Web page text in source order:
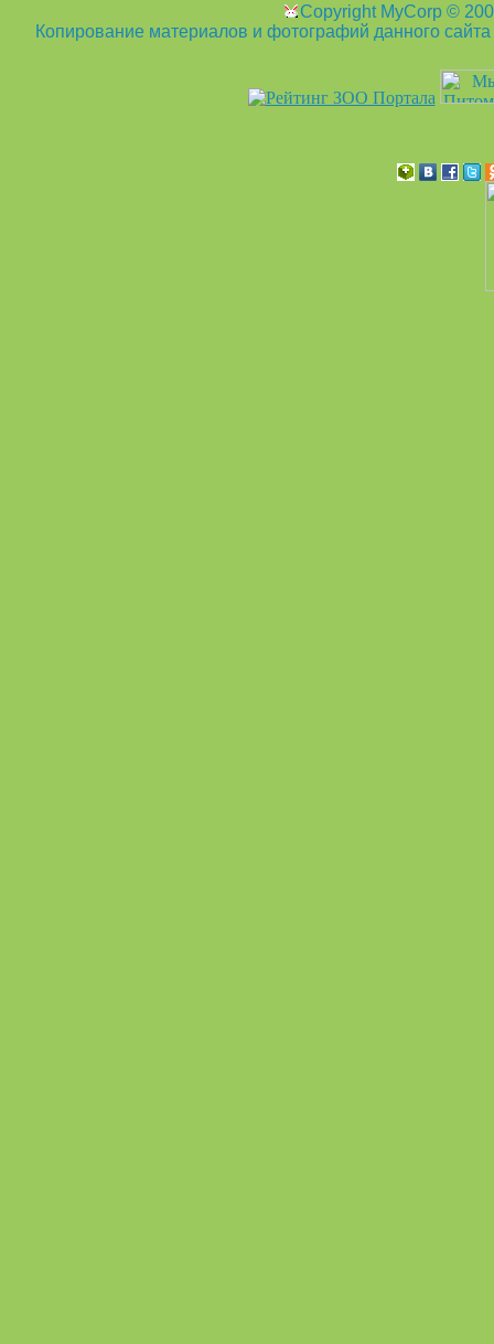
Copyright MyCorp ©
Копирование материалов и фотографий данного